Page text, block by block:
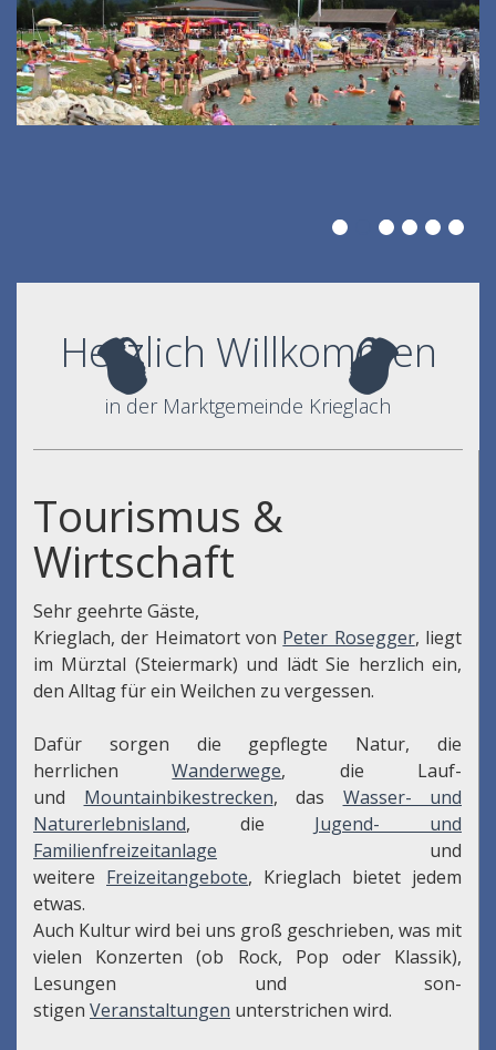
Herzlich Willkommen
in der Marktgemeinde Krieglach
Tourismus &
Wirtschaft
Sehr geehrte Gäste,
Krieglach, der Heimatort von Peter Rosegger, liegt
im Mürztal (Steiermark) und lädt Sie herzlich ein,
den Alltag für ein Weilchen zu vergessen.
Dafür sorgen die gepflegte Natur, die
herrlichenWanderwege, die Lauf-
und Mountainbikestrecken, das Wasser- und
Naturerlebnisland, die Jugend- und
Familienfreizeitanlage und
weitere Freizeitangebote, Krieglach bietet jedem
etwas.
Auch Kultur wird bei uns groß geschrieben, was mit
vielen Konzerten (ob Rock, Pop oder Klassik),
Lesungen und son-
stigen Veranstaltungen unterstrichen wird.